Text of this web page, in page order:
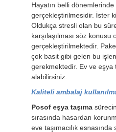
Hayatın belli
gerçekleştirilmesidir. İster
Oldukça stresli olan bu
karşılaşılması söz konusu
gerçekleştirilmektedir.
çok basit gibi gelen bu
gerekmektedir. Ev ve eşya
alabilirsiniz.
Kaliteli ambalaj
Posof eşya taşıma
sırasında hasardan
eve taşımacılık